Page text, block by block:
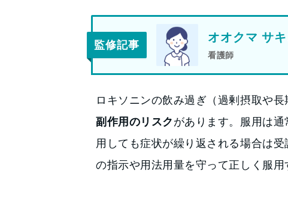
監修記事
オオクマ サキ
看護師
ロキソニンの飲み過ぎ（過剰摂取や長
副作用のリスクがあります。服用は
用しても症状が繰り返される場合は
の指示や用法用量を守って正しく服用